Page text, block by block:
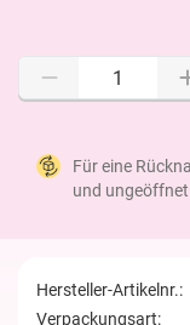
Für eine
und ungeöffnet
Hersteller-Artikelnr.:
Verpackungsart: